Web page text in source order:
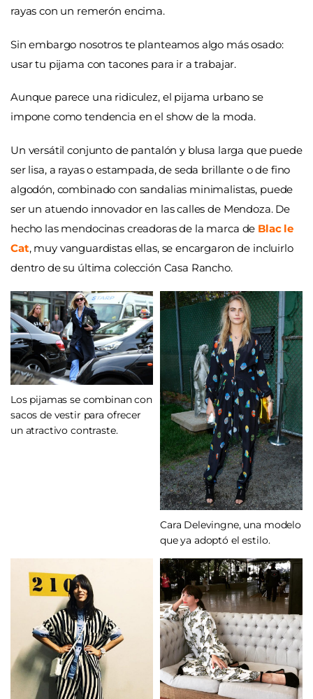
rayas con un remerón encima.
Sin embargo nosotros te planteamos algo más osado:
usar tu pijama con tacones para ir a trabajar.
Aunque parece una ridiculez, el pijama urbano se
impone como tendencia en el show de la moda.
Un versátil conjunto de pantalón y blusa larga que puede
ser lisa, a rayas o estampada, de seda brillante o de fino
algodón, combinado con sandalias minimalistas, puede
ser un atuendo innovador en las calles de Mendoza. De
hecho las mendocinas creadoras de la marca de Blac le
Cat, muy vanguardistas ellas, se encargaron de incluirlo
dentro de su última colección Casa Rancho.
Los pijamas se combinan con
sacos de vestir para ofrecer
un atractivo contraste.
Cara Delevingne, una modelo
que ya adoptó el estilo.